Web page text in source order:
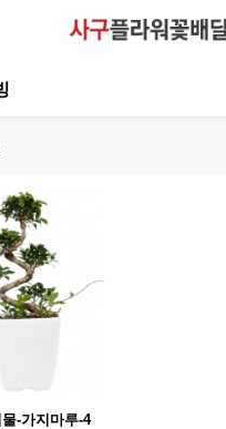
-가지마루-4